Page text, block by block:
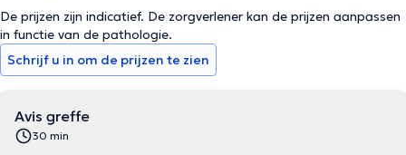
De prijzen zijn indicatief. De zorgverlener kan de prijzen aanpassen
in functie van de pathologie.
Schrijf u in om de prijzen te zien
Avis greffe
30 min